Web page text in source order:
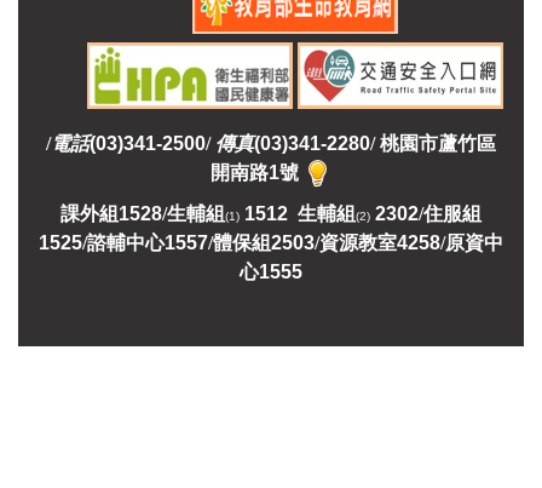
/電話(03)341-2500/ 傳真(03)341-2280/ 桃園市蘆竹區
開南路1號
課外組 1528/生輔組 (1) 1512 生輔組 (2) 2302/住服組
1525/諮輔中心1557/體保組2503/資源教室4258/原資中
心1555